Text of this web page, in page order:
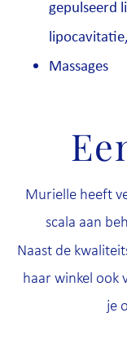
gepulseerd
Massages
Murielle heeft
scala aan
Naast de
haar winkel ook
je